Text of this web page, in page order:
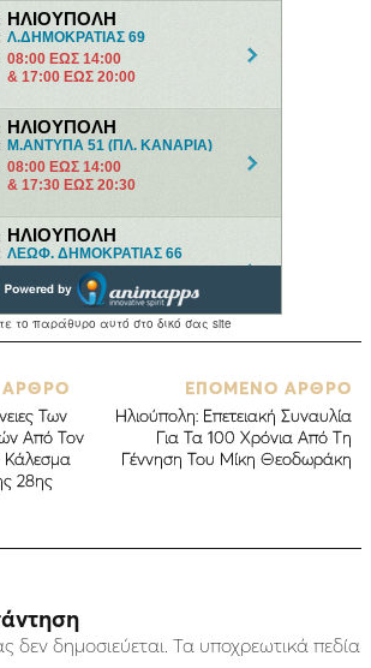
Των
Από Τον
Κάλεσμα
28ης
ΕΠΟΜΕΝΟ ΑΡΘΡΟ
Ηλιούπολη: Επετειακή Συναυλία
Για Τα 100 Χρόνια Από Τη
Γέννηση Του Μίκη Θεοδωράκη
δεν δημοσιεύεται. Τα υποχρεωτικά πεδία